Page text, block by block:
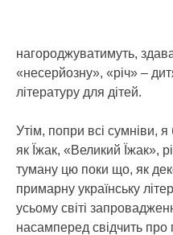
нагороджуватимуть,
«несерйозну», «річ» –
літературу для дітей.
Утім, попри всі сумніви,
як Їжак, «Великий Їжак»,
туману цю поки що, як
примарну українську
усьому світі
насамперед свідчить про